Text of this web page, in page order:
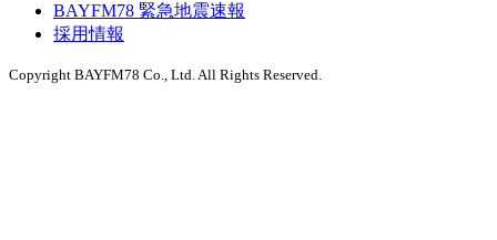
BAYFM78 緊急地震速報
採用情報
Copyright BAYFM78 Co., Ltd. All Rights Reserved.